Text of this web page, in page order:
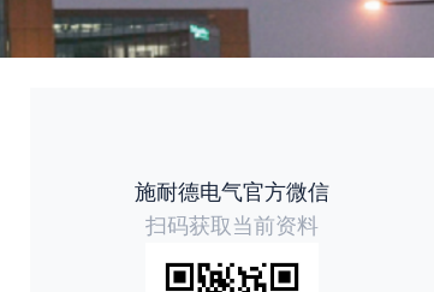
施耐德电气官方微信
扫码获取当前资料